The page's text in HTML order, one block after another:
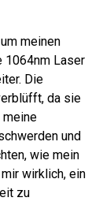
meinen
1064nm Laser
Die
da sie
meine
und
wie mein
wirklich, ein
zu